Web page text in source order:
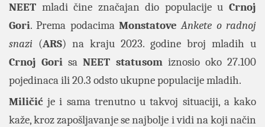
NEET mladi čine značajan dio populacije uCrnoj
Gori. Prema podacima MonstatoveAnkete o radnoj
snazi (ARS) na kraju 2023. godine broj mladih u
Crnoj Gori saNEET statusomiznosio oko 27.100
pojedinaca ili 20.3 odsto ukupne populacije mladih.
Miličić je i sama trenutno u takvoj situaciji, a kako
kaže, kroz zapošljavanje se najbolje i vidi na koji način